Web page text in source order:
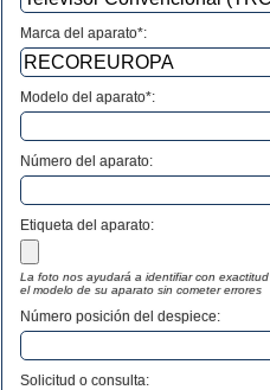
Marca del aparato*:
Modelo del aparato*:
Número del aparato:
Etiqueta del aparato:
La foto nos ayudará a identifiar con exactitud
el modelo de su aparato sin cometer errores
Número posición del despiece:
Solicitud o consulta: